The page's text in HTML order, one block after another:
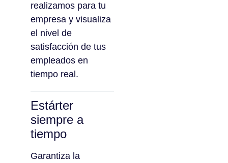
realizamos para tu
empresa y visualiza
el nivel de
satisfacción de tus
empleados en
tiempo real.
Estárter
siempre a
tiempo
Garantiza la